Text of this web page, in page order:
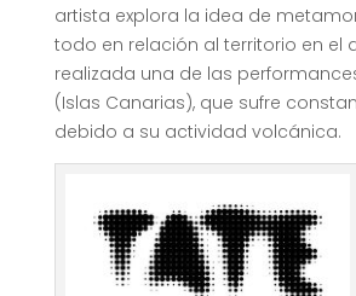
artista explora la idea de
todo en relación al territorio en el
realizada una de las
(Islas Canarias), que sufre
debido a su actividad volcánica.